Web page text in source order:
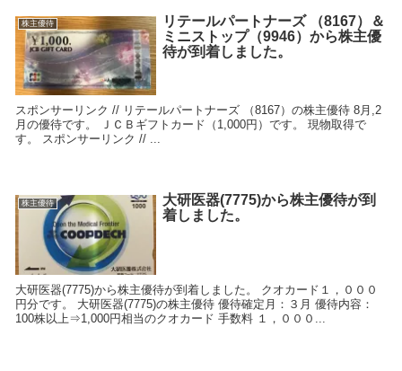
株主優待
リテールパートナーズ （8167）＆
ミニストップ（9946）から株主優
待が到着しました。
スポンサーリンク // リテールパートナーズ （8167）の株主優待 8月,2
月の優待です。 ＪＣＢギフトカード（1,000円）です。 現物取得で
す。 スポンサーリンク // ...
株主優待
大研医器(7775)から株主優待が到
着しました。
大研医器(7775)から株主優待が到着しました。 クオカード１，０００
円分です。 大研医器(7775)の株主優待 優待確定月：３月 優待内容：
100株以上⇒1,000円相当のクオカード 手数料 １，０００...